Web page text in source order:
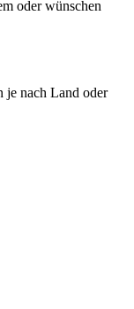
oder wünschen
je nach Land oder